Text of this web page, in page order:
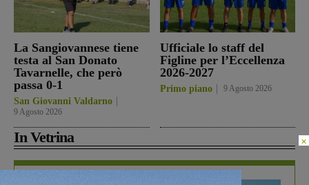
La Sangiovannese tiene
testa al San Donato
Tavarnelle, che però
passa 0-1
San Giovanni Valdarno
9 Agosto 2026
Ufficiale lo staff del
Figline per l’Eccellenza
2026-2027
Primo piano 9 Agosto 2026
In Vetrina ×